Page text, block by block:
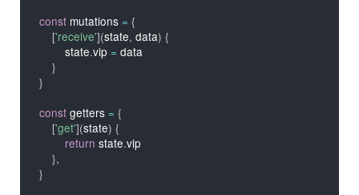
const mutations = {
['receive'](state, data) {
        state
.vip = data
}
}
const getters = {
['get'](state) {
return state.vip
},
}